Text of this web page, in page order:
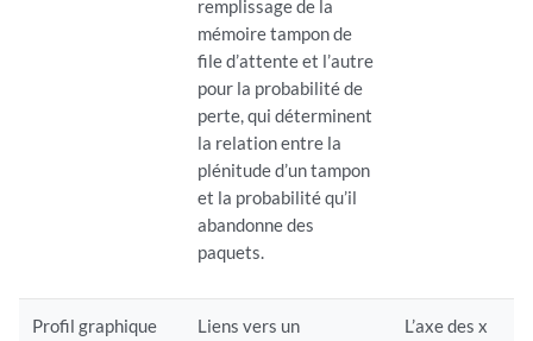
remplissage de la
mémoire tampon de
file d’attente et l’autre
pour la probabilité de
perte, qui déterminent
la relation entre la
plénitude d’un tampon
et la probabilité qu’il
abandonne des
paquets.
Profil graphique
Liens vers un
L’axe des x